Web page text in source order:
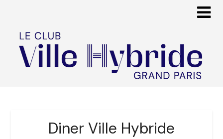
Diner Ville Hybride